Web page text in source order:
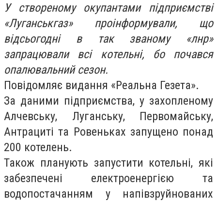
У створеному окупантами підприємстві
«Луганськгаз» проінформували, що
відсьогодні в так званому «лнр»
запрацювали всі котельні, бо почався
опалювальний сезон.
Повідомляє видання «Реальна Гезета».
За даними підприємства, у захопленому
Алчевську, Луганську, Первомайську,
Антрациті та Ровеньках запущено понад
200 котелень.
Також планують запустити котельні, які
забезпечені електроенергією та
водопостачанням у напівзруйнованих